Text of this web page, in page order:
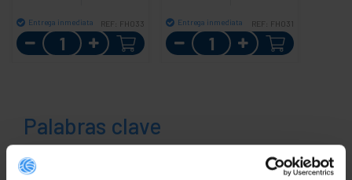
Entrega inmediata REF: FH033
Cantidad
Entrega inmediata REF: FH031
Cantidad
Palabras clave
¿No has encontrado lo que estabas
buscando? Estos temas pueden ayudarte